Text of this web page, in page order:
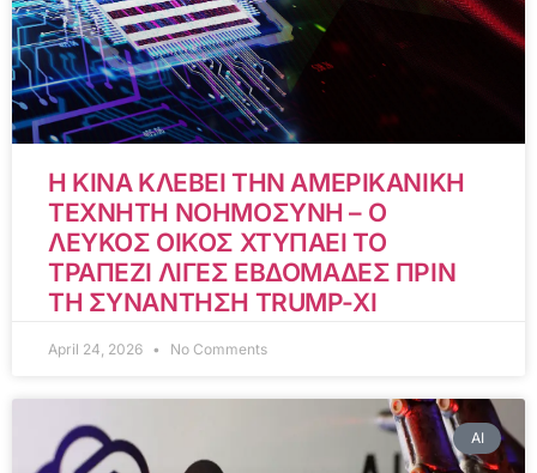
Η ΚΙΝΑ ΚΛΕΒΕΙ ΤΗΝ ΑΜΕΡΙΚΑΝΙΚΗ
ΤΕΧΝΗΤΗ ΝΟΗΜΟΣΥΝΗ – Ο
ΛΕΥΚΟΣ ΟΙΚΟΣ ΧΤΥΠΑΕΙ ΤΟ
ΤΡΑΠΕΖΙ ΛΙΓΕΣ ΕΒΔΟΜΑΔΕΣ ΠΡΙΝ
ΤΗ ΣΥΝΑΝΤΗΣΗ TRUMP-XI
April 24, 2026 No Comments
AI